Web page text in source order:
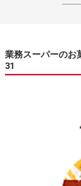
業務スーパーのお
31